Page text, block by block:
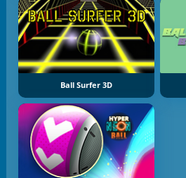
Ball Surfer 3D